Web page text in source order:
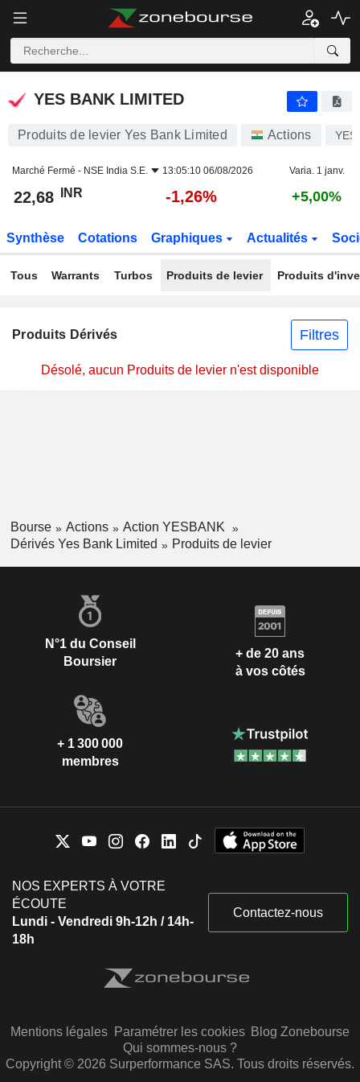
YES BANK LIMITED
YES BANK LIMITED
Produits de levier Yes Bank Limited Actions
Marché Fermé - NSE India S.E. 13:05:10 06/08/2026 Varia. 1 janv.
22,68 INR -1,26% +5,00%
Synthèse Cotations Graphiques Actualités
Tous Warrants Turbos Produits de levier Produits
Produits Dérivés Filtres
Désolé, aucun Produits de levier n'est disponible
Bourse Actions
Action YESBANK
Dérivés Yes Bank Limited
Produits de levier
N°1 du Conseil
Boursier
+ de 20 ans
à vos côtés
+ 1 300 000
membres
NOS EXPERTS À VOTRE
ÉCOUTE
Lundi - Vendredi 9h-12h / 14h-
18h
Contactez-nous
Mentions légales Paramétrer les cookies Blog Zonebourse
Qui sommes-nous ?
Copyright © 2026 Surperformance SAS. Tous droits réservés.